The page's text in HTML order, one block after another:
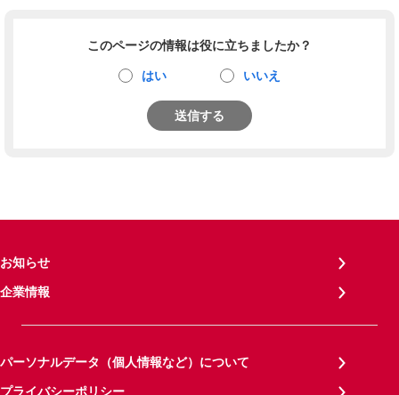
このページの情報は役に立ちましたか？
はい いいえ
送信する
お知らせ
企業情報
パーソナルデータ（個人情報など）について
プライバシーポリシー